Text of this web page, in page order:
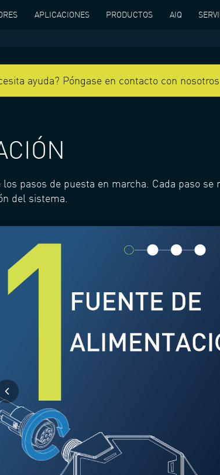
APLICACIONES PRODUCTOS AIQ
ayuda? Póngase en contacto con
los pasos de puesta en marcha. Cada paso
del sistema.